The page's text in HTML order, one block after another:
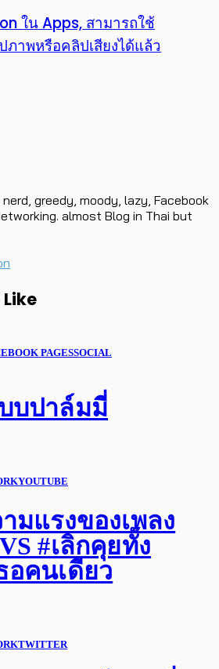
ใน Apps, สามารถใช้
าพหรือคลิปเสียงได้แล้ว
greedy, moody, lazy, Facebook
almost Blog in Thai but
PAGESSOCIAL
บปาล์มมี่
YOUTUBE
มแรงของเพลง
#เลิกคุยทั้ง
อคนเดียว
TWITTER